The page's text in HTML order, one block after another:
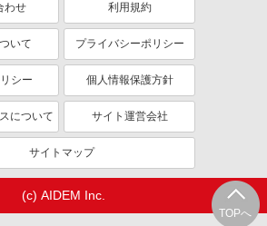
TOPへ
わせ 利用規約
いて プライバシーポリシー
シー 個人情報保護方針
について サイト運営会社
サイトマップ
(c) AIDEM Inc.